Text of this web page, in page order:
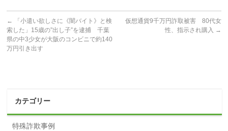
←
「小遣い欲しさに《闇バイト》と検
索した」15歳の”出し子”を逮捕 千葉
県の中3少女が大阪のコンビニで約140
万円引き出す
仮想通貨9千万円詐取被害 80代女
性、指示され購入 →
カテゴリー
特殊詐欺事例